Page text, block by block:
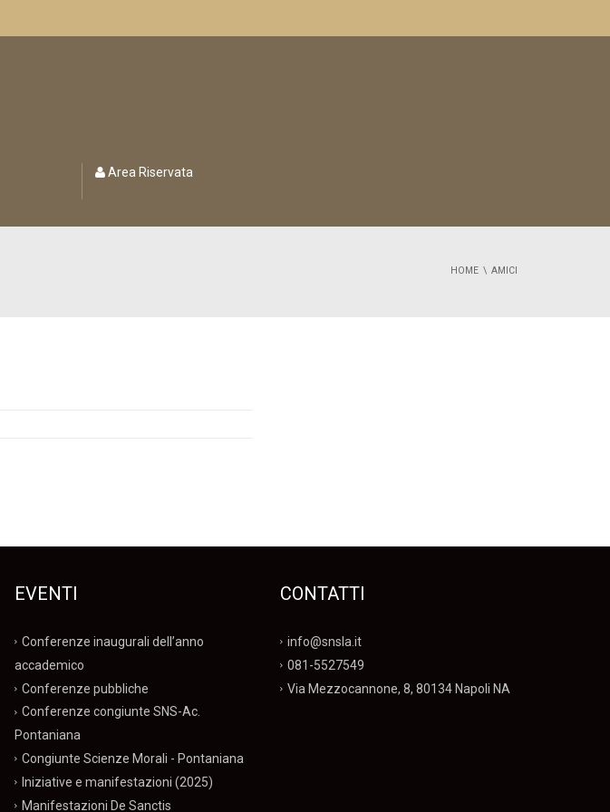
Area Riservata
HOME AMICI
EVENTI
Conferenze inaugurali dell’anno
accademico
Conferenze pubbliche
Conferenze congiunte SNS-Ac.
Pontaniana
Congiunte Scienze Morali - Pontaniana
Iniziative e manifestazioni (2025)
Manifestazioni De Sanctis
CONTATTI
info@snsla.it
081-5527549
Via Mezzocannone, 8, 80134 Napoli NA